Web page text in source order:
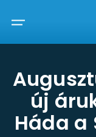
új
Háda a